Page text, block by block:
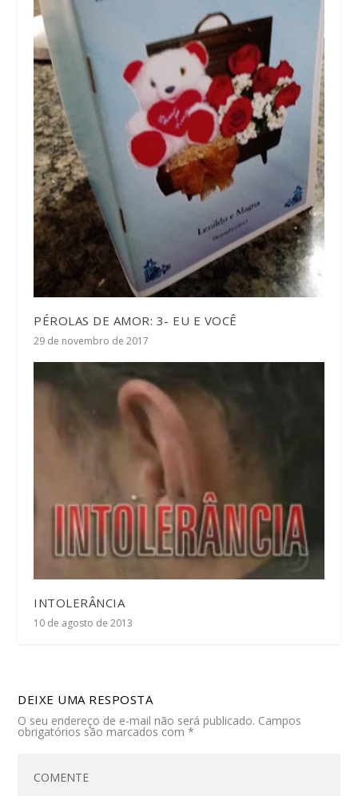
PÉROLAS DE AMOR: 3- EU E VOCÊ
29 de novembro de 2017
INTOLERÂNCIA
10 de agosto de 2013
DEIXE UMA RESPOSTA
O seu endereço de e-mail não será publicado. Campos
obrigatórios são marcados com*